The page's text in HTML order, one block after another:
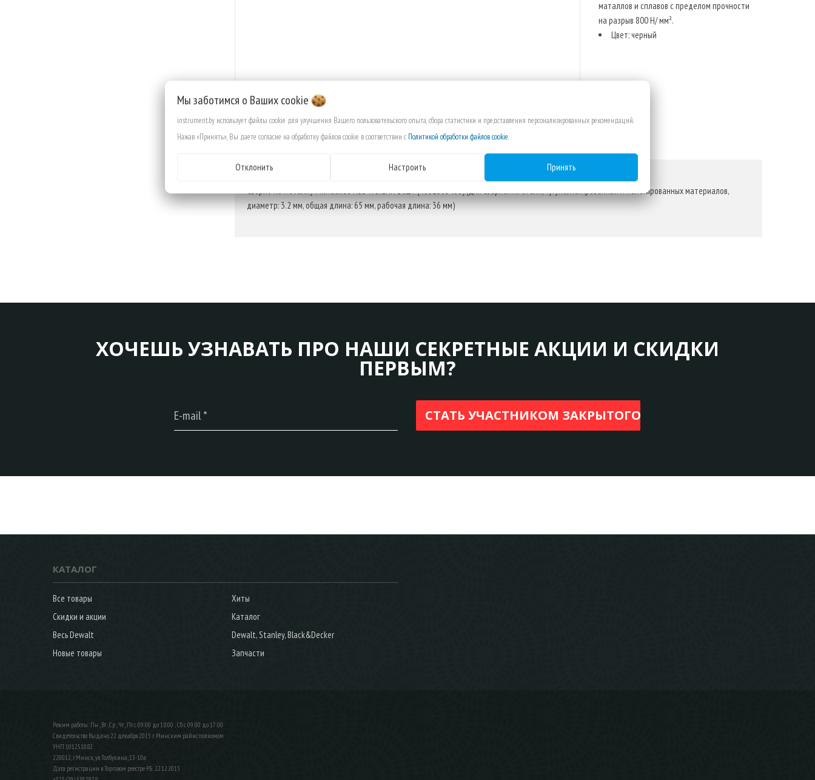
маталлов и сплавов с пределом прочности
на разрыв 800 Н/ мм².
Цвет: черный
ОПИСАНИЕ ОТЗЫВЫ ВЫ СМОТРЕЛИ
Сверло по металлу Milwaukee HSS-R 3.2мм 10шт (4932363466) (для сверления стали, чугуна, легированных и нелегированных материалов,
диаметр: 3.2 мм, общая длина: 65 мм, рабочая длина: 36 мм)
ХОЧЕШЬ УЗНАВАТЬ ПРО НАШИ СЕКРЕТНЫЕ АКЦИИ И СКИДКИ
ПЕРВЫМ?
КАТАЛОГ
Все товары
Хиты
Скидки и акции
Каталог
Весь Dewalt
Dewalt, Stanley, Black&Decker
Новые товары
Запчасти
Режим работы: Пн , Вт , Ср , Чт , Пт c 09:00 до 18:00 ; Сб c 09:00 до 17:00
Свидетельство Выдано 22 декабря 2015 г. Минским райисполкомом
УНП 101251082
220012, г.Минск, ул.Толбухина, 13-10а
Дата регистрации в Торговом реестре РБ: 22.12.2015
Мы заботимся о Вашихcookie
instrument.by использует файлы cookie для улучшения Вашего пользовательского опыта, сбора статистики и представления персонализированных рекомендаций.
Нажав «Принять», Вы даете согласие на обработку файлов cookie в соответствии с Политикой обработки файлов cookie.
Отклонить Настроить Принять